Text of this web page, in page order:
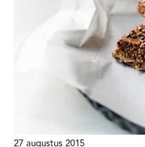
27 augustus 2015